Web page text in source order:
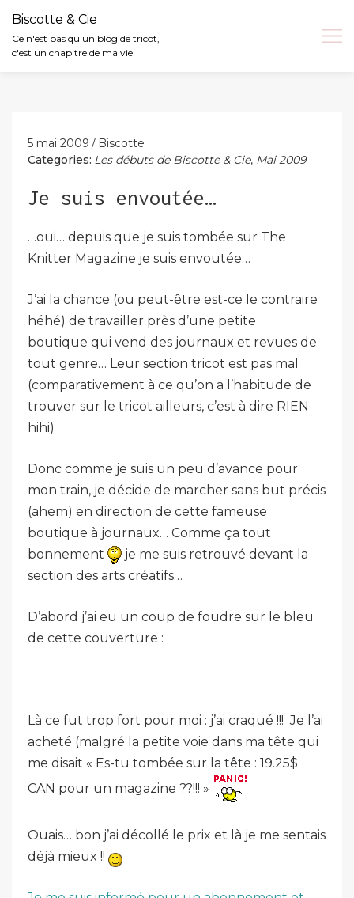
Biscotte & Cie
Ce n'est pas qu'un blog de tricot,
c'est un chapitre de ma vie!
5 mai 2009
Biscotte
Categories: Les débuts de Biscotte & Cie, Mai 2009
Je suis envoutée…
…oui… depuis que je suis tombée sur The
Knitter Magazine je suis envoutée…
J’ai la chance (ou peut-être est-ce le contraire
héhé) de travailler près d’une petite
boutique qui vend des journaux et revues de
tout genre… Leur section tricot est pas mal
(comparativement à ce qu’on a l’habitude de
trouver sur le tricot ailleurs, c’est à dire RIEN
hihi)
Donc comme je suis un peu d’avance pour
mon train, je décide de marcher sans but précis
(ahem) en direction de cette fameuse
boutique à journaux… Comme ça tout
bonnement
je me suis retrouvé devant la
section des arts créatifs…
D’abord j’ai eu un coup de foudre sur le bleu
de cette couverture :
Là ce fut trop fort pour moi : j’ai craqué !!! Je l’ai
acheté (malgré la petite voie dans ma tête qui
me disait « Es-tu tombée sur la tête : 19.25$
CAN pour un magazine ??!!! »
Ouais… bon j’ai décollé le prix et là je me sentais
déjà mieux !!